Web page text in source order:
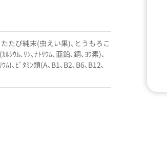
たび純末(虫えい果)､とうもろこ
ﾙｼｳﾑ､ﾘﾝ､ﾅﾄﾘｳﾑ､亜鉛､銅､ﾖｳ素)､
ﾑ)､ﾋﾞﾀﾐﾝ類(A､B1､B2､B6､B12､